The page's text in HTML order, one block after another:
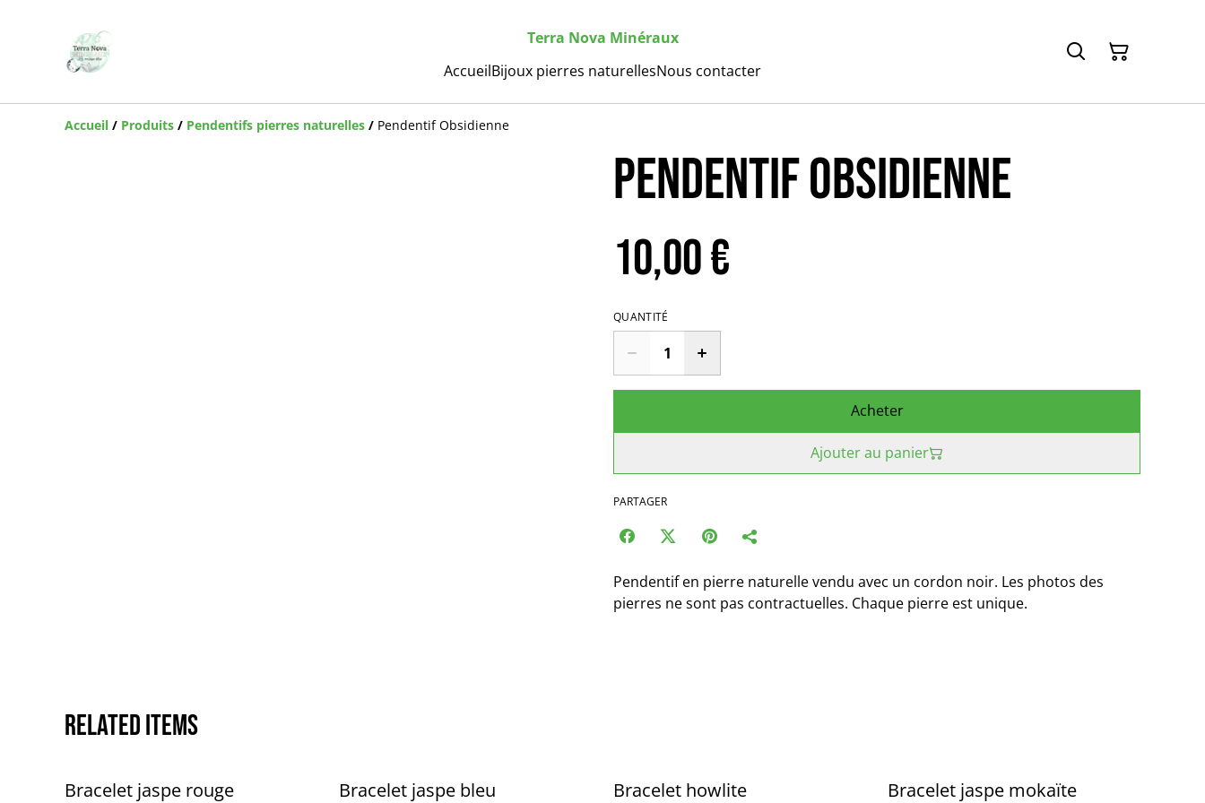
Terra Nova Minéraux
AccueilBijoux pierres naturellesNous contacter
Accueil / Produits / Pendentifs pierres naturelles / Pendentif Obsidienne
Pendentif Obsidienne
10,00 €
QUANTITÉ
Acheter
Ajouter au panier
PARTAGER
Pendentif en pierre naturelle vendu avec un cordon noir. Les photos des
pierres ne sont pas contractuelles. Chaque pierre est unique.
Related items
Bracelet jaspe rouge Bracelet jaspe bleu Bracelet howlite Bracelet jaspe mokaïte